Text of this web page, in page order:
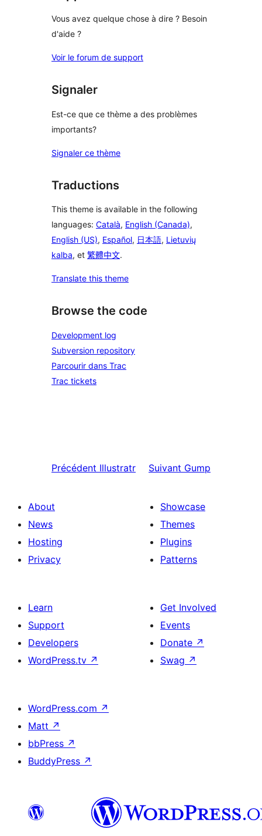
Vous avez quelque chose à dire ? Besoin
d'aide ?
Voir le forum de support
Signaler
Est-ce que ce thème a des problèmes
importants?
Signaler ce thème
Traductions
This theme is available in the following
languages: Català, English (Canada),
English (US), Español, 日本語, Lietuvių
kalba, et 繁體中文.
Translate this theme
Browse the code
Development log
Subversion repository
Parcourir dans Trac
Trac tickets
Précédent Illustratr Suivant Gump
About
News
Hosting
Privacy
Showcase
Themes
Plugins
Patterns
Learn
Support
Developers
WordPress.tv ↗
Get Involved
Events
Donate ↗
Swag ↗
WordPress.com ↗
Matt ↗
bbPress ↗
BuddyPress ↗